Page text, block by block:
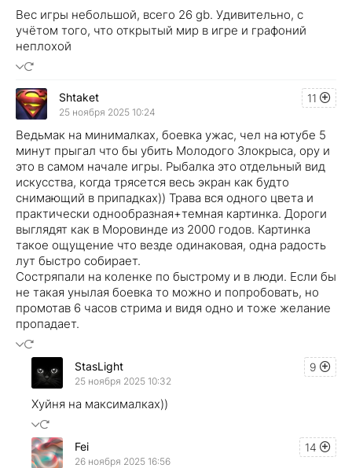
Вес игры небольшой, всего 26 gb. Удивительно, с
учётом того, что открытый мир в игре и графоний
неплохой
11
Shtaket
25 ноября 2025 10:24
Ведьмак на минималках, боевка ужас, чел на ютубе 5
минут прыгал что бы убить Молодого Злокрыса, ору и
это в самом начале игры. Рыбалка это отдельный вид
искусства, когда трясется весь экран как будто
снимающий в припадках)) Трава вся одного цвета и
практически однообразная+темная картинка. Дороги
выглядят как в Моровинде из 2000 годов. Картинка
такое ощущение что везде одинаковая, одна радость
лут быстро собирает.
Состряпали на коленке по быстрому и в люди. Если бы
не такая унылая боевка то можно и попробовать, но
промотав 6 часов стрима и видя одно и тоже желание
пропадает.
9
StasLight
25 ноября 2025 10:32
Хуйня на максималках))
14
Fei
26 ноября 2025 16:56